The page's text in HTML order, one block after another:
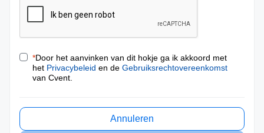
*Door het aanvinken van dit hokje ga ik akkoord met
het Privacybeleid en de Gebruiksrechtovereenkomst
van Cvent.
Annuleren